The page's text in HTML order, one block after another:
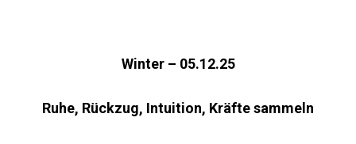
Winter – 05.12.25
Ruhe, Rückzug, Intuition, Kräfte sammeln